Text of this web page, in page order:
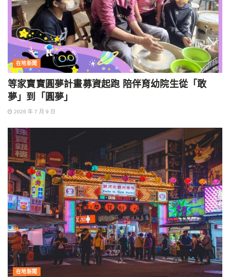
在地新聞
等家寶寶圓夢計畫募資起跑 陪伴育幼院生從「敢
夢」到「圓夢」
2026 年 7 月 9 日
在地新聞